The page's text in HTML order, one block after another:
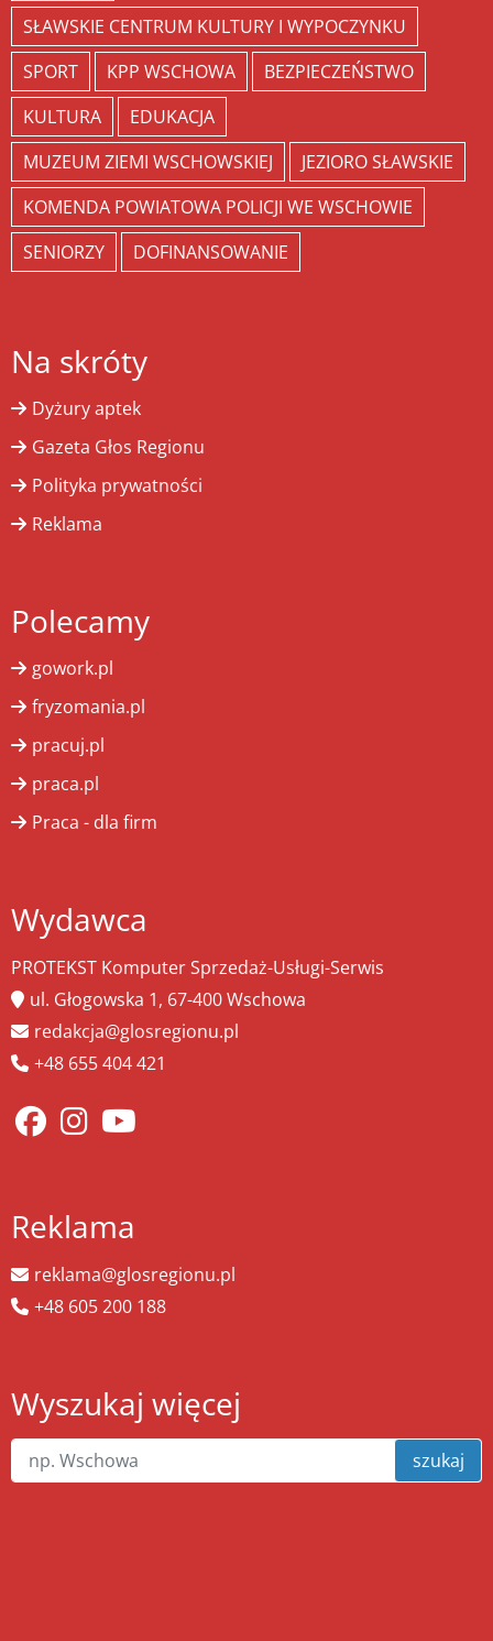
SŁAWSKIE CENTRUM KULTURY I WYPOCZYNKU
SPORT
KPP WSCHOWA
BEZPIECZEŃSTWO
KULTURA
EDUKACJA
MUZEUM ZIEMI WSCHOWSKIEJ
JEZIORO SŁAWSKIE
KOMENDA POWIATOWA POLICJI WE WSCHOWIE
SENIORZY
DOFINANSOWANIE
Na skróty
Dyżury aptek
Gazeta Głos Regionu
Polityka prywatności
Reklama
Polecamy
gowork.pl
fryzomania.pl
pracuj.pl
praca.pl
Praca - dla firm
Wydawca
PROTEKST Komputer Sprzedaż-Usługi-Serwis
ul. Głogowska 1, 67-400 Wschowa
redakcja@glosregionu.pl
+48 655 404 421
Reklama
reklama@glosregionu.pl
+48 605 200 188
Wyszukaj więcej
szukaj